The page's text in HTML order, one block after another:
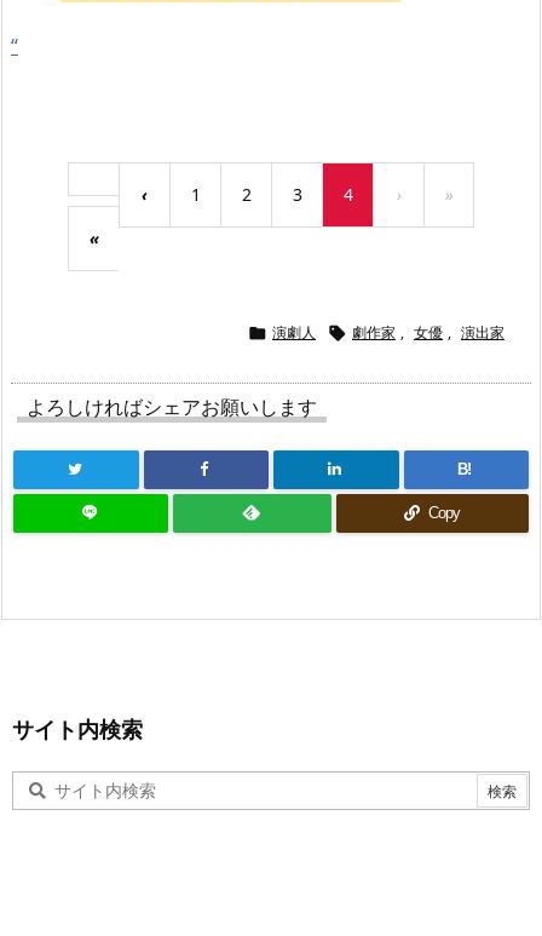
“
«
‹ 1 2 3 4 › »
 演劇人  劇作家 , 女優 , 演出家
よろしければシェアお願いします
B!
Copy
サイト内検索